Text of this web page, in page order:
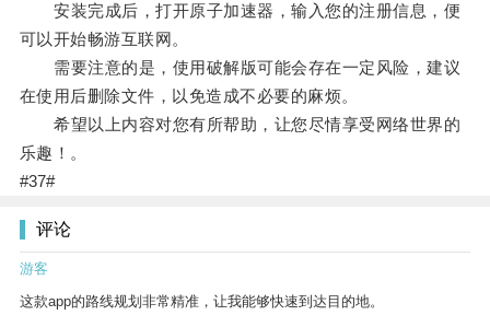
安装完成后，打开原子加速器，输入您的注册信息，便
可以开始畅游互联网。
需要注意的是，使用破解版可能会存在一定风险，建议
在使用后删除文件，以免造成不必要的麻烦。
希望以上内容对您有所帮助，让您尽情享受网络世界的
乐趣！。
#37#
评论
游客
这款app的路线规划非常精准，让我能够快速到达目的地。